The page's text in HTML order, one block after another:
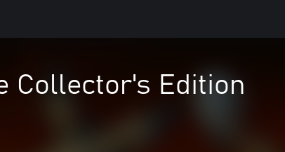
Collector's Edition